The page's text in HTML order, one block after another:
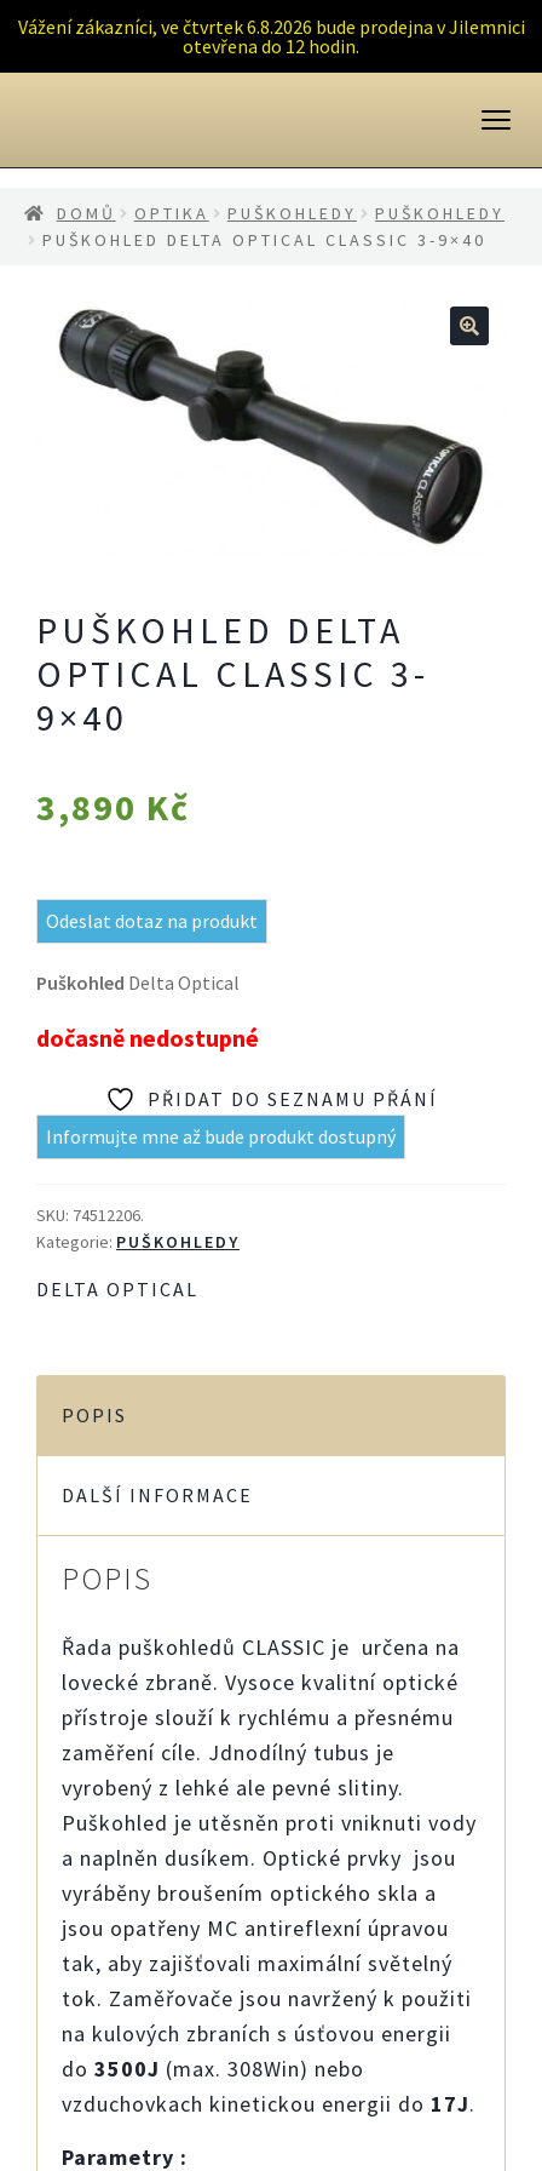
Vážení zákazníci, ve čtvrtek 6.8.2026 bude prodejna v Jilemnici
otevřena do 12 hodin.
DOMŮ OPTIKA PUŠKOHLEDY
PUŠKOHLEDY
PUŠKOHLED DELTA OPTICAL CLASSIC 3-9×40
PUŠKOHLED DELTA
OPTICAL CLASSIC 3-
9×40
3,890 Kč
Odeslat dotaz na produkt
Puškohled Delta Optical
dočasně nedostupné
PŘIDAT DO SEZNAMU PŘÁNÍ
Informujte mne až bude produkt dostupný
SKU: 74512206.
Kategorie: PUŠKOHLEDY
DELTA OPTICAL
POPIS
DALŠÍ INFORMACE
POPIS
Řada puškohledů CLASSIC je určena na
lovecké zbraně. Vysoce kvalitní optické
přístroje slouží k rychlému a přesnému
zaměření cíle. Jdnodílný tubus je
vyrobený z lehké ale pevné slitiny.
Puškohled je utěsněn proti vniknuti vody
a naplněn dusíkem. Optické prvky jsou
vyráběny broušením optického skla a
jsou opatřeny MC antireflexní úpravou
tak, aby zajišťovali maximální světelný
tok. Zaměřovače jsou navržený k použiti
na kulových zbraních s úsťovou energii
do 3500J (max. 308Win) nebo
vzduchovkach kinetickou energii do 17J.
Parametry :